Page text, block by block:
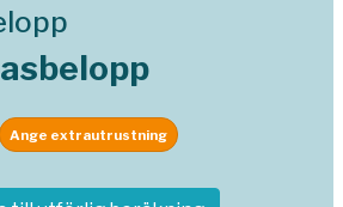
Ange extrautrustning